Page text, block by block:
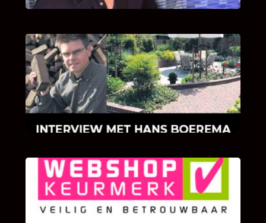
INTERVIEW MET HANS BOEREMA
Hoe Bricks and Stones ontstaan is en wat
Hans Boerema motiveert in de wereld van
klinkers en tegels!
KLANT BEOORDELINGEN
We zijn er zeer op gesteld om te weten wat u
als klant van ons en onze diensten vindt.